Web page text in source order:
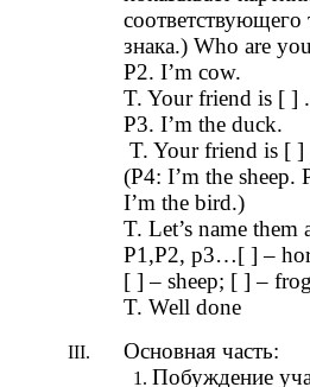
знака.) Who are
P2. I’m cow.
T. Your friend is [ ]
P3. I’m the duck.
T. Your friend is [ ]
(P4: I’m the sheep.
I’m the bird.)
T. Let’s name
P1,P2, p3…[ ] –
[ ] – sheep; [ ] –
T. Well done
Основная часть:
Побуждение